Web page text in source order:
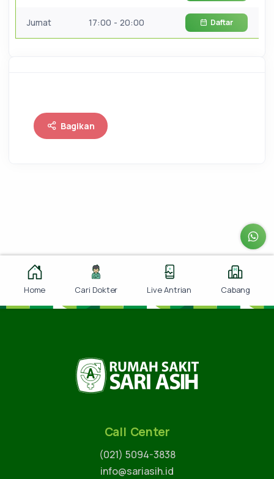
Jumat 17:00 - 20:00 Daftar
Bagikan
Home Cari Dokter Live Antrian Cabang
Call Center
(021) 5094-3838
info@sariasih.id